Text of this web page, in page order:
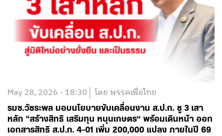
May 28, 2026 - 18:30 โดย พรรคเพื่อไทย
รมช.วัชระพล มอบนโยบายขับเคลื่อนงาน ส.ป.ก. ชู 3 เสา
หลัก “สร้างสิทธิ เสริมทุน หนุนเกษตร” พร้อมเดินหน้า ออก
เอกสารสิทธิ ส.ป.ก. 4-01 เพิ่ม 200,000 แปลง ภายในปี 69